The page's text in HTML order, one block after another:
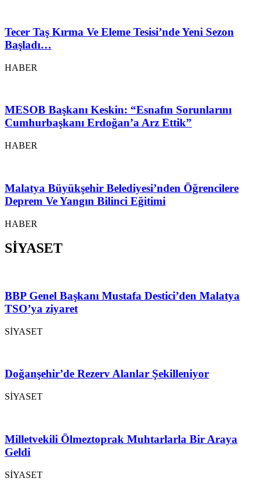
Tecer Taş Kırma Ve Eleme Tesisi’nde Yeni Sezon
Başladı…
HABER
MESOB Başkanı Keskin: “Esnafın Sorunlarını
Cumhurbaşkanı Erdoğan’a Arz Ettik”
HABER
Malatya Büyükşehir Belediyesi’nden Öğrencilere
Deprem Ve Yangın Bilinci Eğitimi
HABER
SİYASET
BBP Genel Başkanı Mustafa Destici’den Malatya
TSO’ya ziyaret
SİYASET
Doğanşehir’de Rezerv Alanlar Şekilleniyor
SİYASET
Milletvekili Ölmeztoprak Muhtarlarla Bir Araya
Geldi
SİYASET